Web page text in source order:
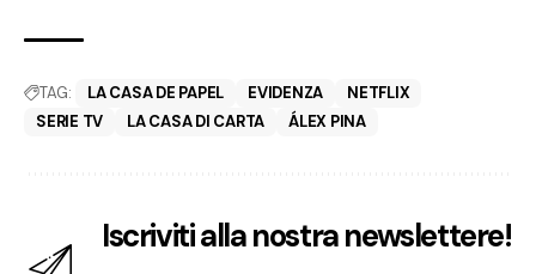
TAG: LA CASA DE PAPEL EVIDENZA
NETFLIX
SERIE TV
LA CASA DI CARTA ÁLEX PINA
Iscriviti alla nostra newslettere!